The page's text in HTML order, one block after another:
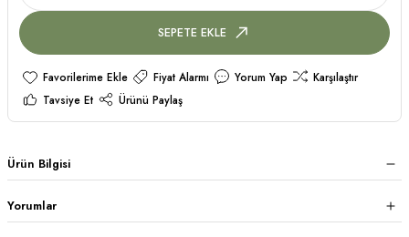
SEPETE EKLE
Fiyat Alarmı Yorum Yap
Karşılaştır
Tavsiye Et
Ürünü Paylaş
Ürün Bilgisi
Yorumlar